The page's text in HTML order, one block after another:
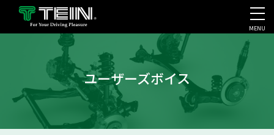
会社案内・採用・IR
MENU
ユーザーズボイス